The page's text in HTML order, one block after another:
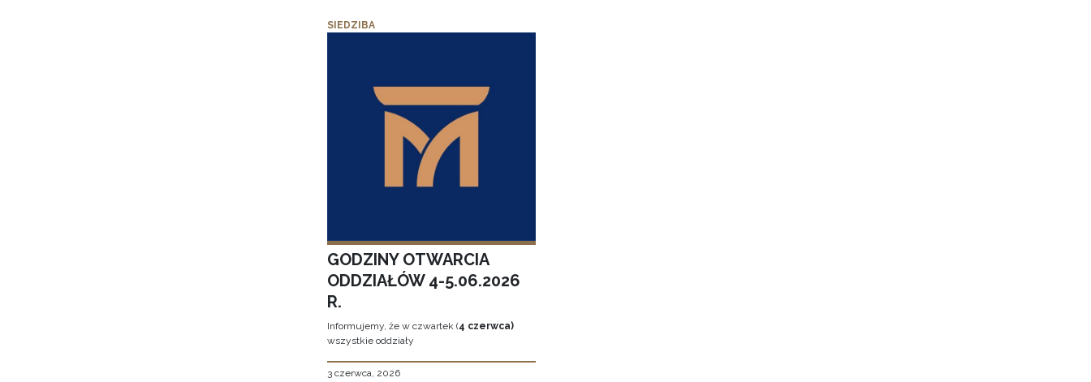
SIEDZIBA
GODZINY OTWARCIA
ODDZIAŁÓW 4-5.06.2026
R.
Informujemy, że w czwartek (4 czerwca)
wszystkie oddziały
3 czerwca, 2026